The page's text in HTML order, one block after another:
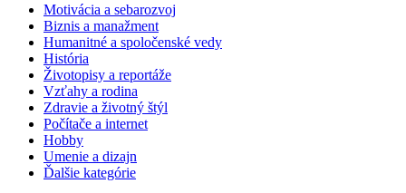
Motivácia a sebarozvoj
Biznis a manažment
Humanitné a spoločenské vedy
História
Životopisy a reportáže
Vzťahy a rodina
Zdravie a životný štýl
Počítače a internet
Hobby
Umenie a dizajn
Ďalšie kategórie